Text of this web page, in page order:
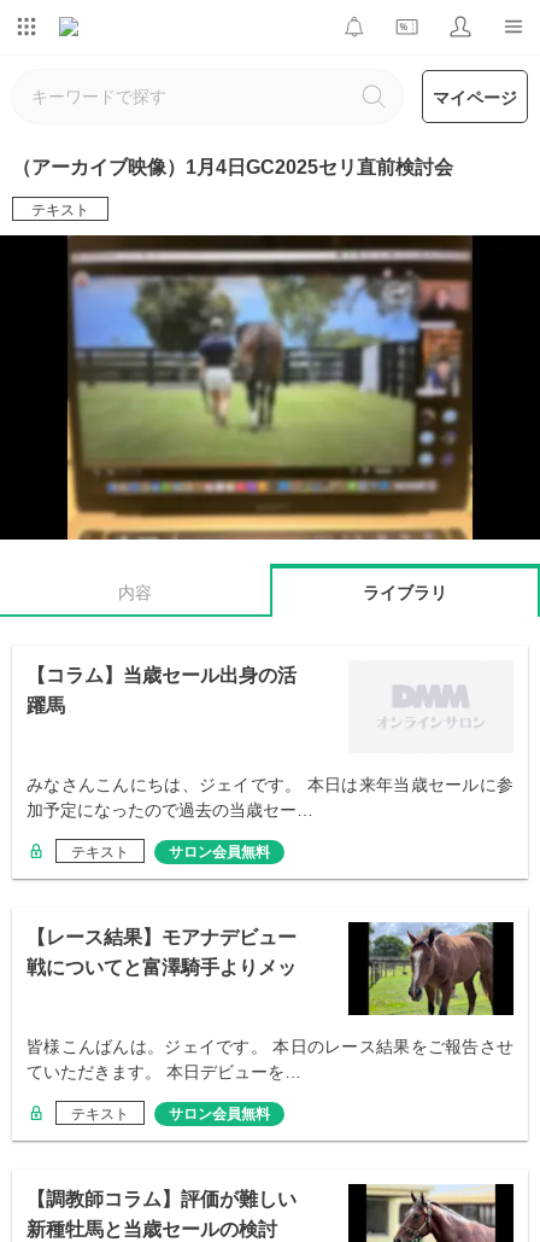
マイページ
（アーカイブ映像）1月4日GC2025セリ直前検討会
テキスト
内容 ライブラリ
【コラム】当歳セール出身の活
躍馬
みなさんこんにちは、ジェイです。 本日は来年当歳セールに参
加予定になったので過去の当歳セー…
テキスト サロン会員無料
【レース結果】モアナデビュー
戦についてと富澤騎手よりメッ
皆様こんばんは。ジェイです。 本日のレース結果をご報告させ
ていただきます。 本日デビューを…
テキスト サロン会員無料
【調教師コラム】評価が難しい
新種牡馬と当歳セールの検討